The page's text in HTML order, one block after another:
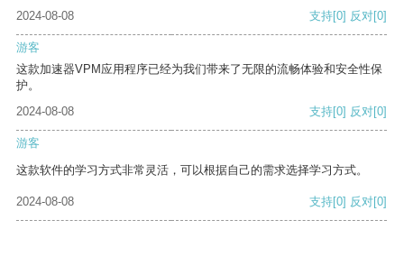
2024-08-08 支持[0] 反对[0]
游客
这款加速器VPM应用程序已经为我们带来了无限的流畅体验和安全性保
护。
2024-08-08
支持[0] 反对[0]
游客
这款软件的学习方式非常灵活，可以根据自己的需求选择学习方式。
2024-08-08 支持[0] 反对[0]